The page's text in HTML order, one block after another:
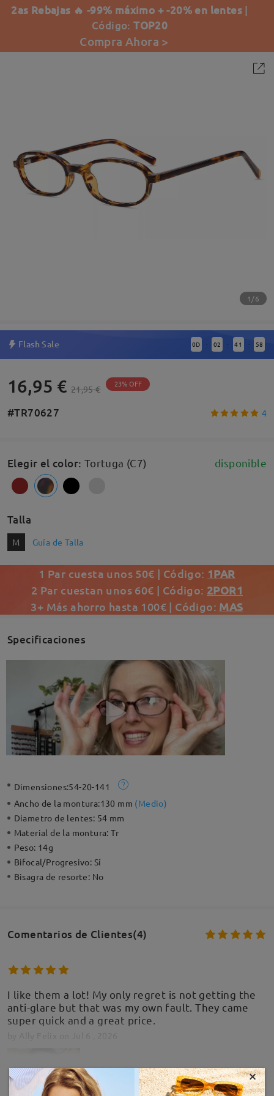
2as Rebajas 🔥 -99% máximo + -20% en lentes |
Código:TOP20
Compra Ahora >
1/6
Flash Sale 0D : 02 : 41 : 57
16,95 € 21,95 € 23% OFF
#TR70627 4
Elegir el color: Tortuga (C7) disponible
Talla
M Guía de Talla
1 Par cuesta unos 50€ | Código: 1PAR
2 Par cuestan unos 60€ | Código: 2POR1
3+ Más ahorro hasta 100€ | Código: MAS
Specificaciones
Dimensiones:54-20-141
Ancho de la montura:130 mm (Medio)
Diametro de lentes: 54 mm
Material de la montura:Tr
Peso: 14g
Bifocal/Progresivo: Sí
Bisagra de resorte: No
Comentarios de Clientes(4)
I like them a lot! My only regret is not getting the
anti-glare but that was my own fault. They came
super quick and a great price.
MOSTRAR MÁS ×